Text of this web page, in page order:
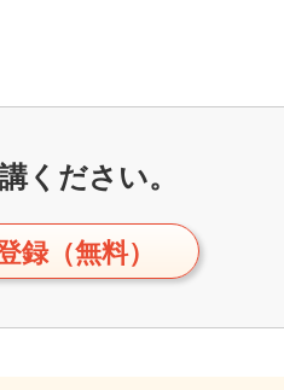
ください。
録（無料）